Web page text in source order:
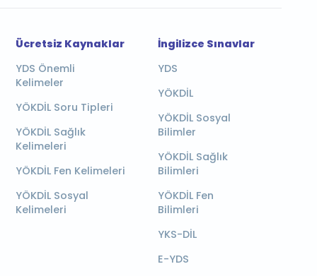
Ücretsiz Kaynaklar
YDS Önemli
Kelimeler
YÖKDİL Soru Tipleri
YÖKDİL Sağlık
Kelimeleri
YÖKDİL Fen Kelimeleri
YÖKDİL Sosyal
Kelimeleri
İngilizce Sınavlar
YDS
YÖKDİL
YÖKDİL Sosyal
Bilimler
YÖKDİL Sağlık
Bilimleri
YÖKDİL Fen
Bilimleri
YKS-DİL
E-YDS